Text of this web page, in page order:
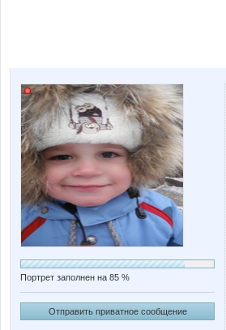
Портрет заполнен на 85 %
Отправить приватное сообщение